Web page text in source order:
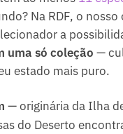
Na RDF, o
a
uma só coleção —
estado mais puro.
— originária da Ilha
do Deserto